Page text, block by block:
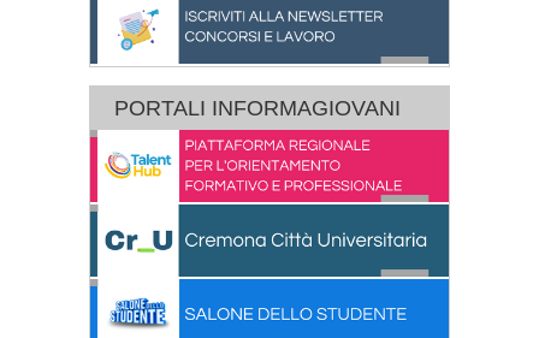
PORTALI INFORMAGIOVANI